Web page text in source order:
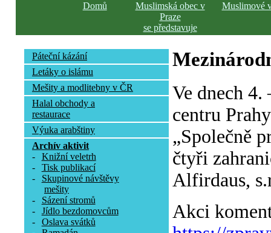
Domů
Muslimská obec v
Praze
se představuje
Muslimové
Páteční kázání
Letáky o islámu
Mešity a modlitebny v ČR
Halal obchody a
restaurace
Výuka arabštiny
Archív aktivit
-
Knižní veletrh
-
Tisk publikací
-
Skupinové návštěvy
mešity
-
Sázení stromů
-
Jídlo bezdomovcům
-
Oslava svátků
Ve dnech 4.
centru
„Společně
čtyři
Alfirdaus,
Akci